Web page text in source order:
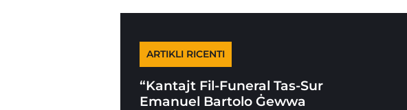
ARTIKLI RICENTI
“Kantajt Fil-Funeral Tas-Sur
Emanuel Bartolo Ġewwa